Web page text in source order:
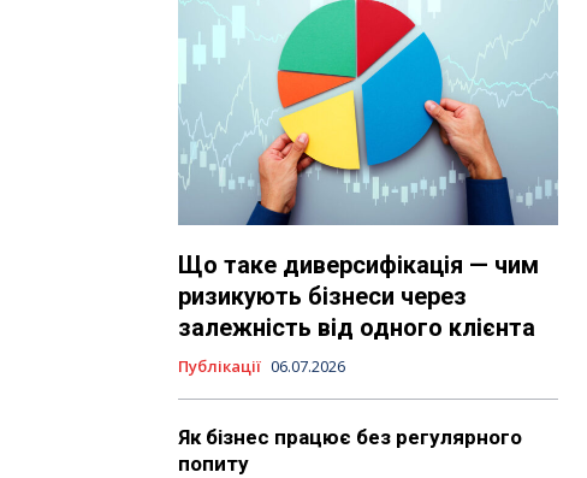
Що таке диверсифікація — чим
ризикують бізнеси через
залежність від одного клієнта
Публікації 06.07.2026
Як бізнес працює без регулярного
попиту